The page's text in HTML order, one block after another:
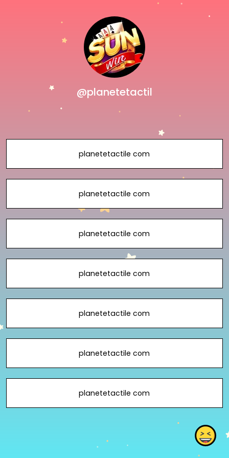
@planetetactil
planetetactile com
planetetactile com
planetetactile com
planetetactile com
planetetactile com
planetetactile com
planetetactile com